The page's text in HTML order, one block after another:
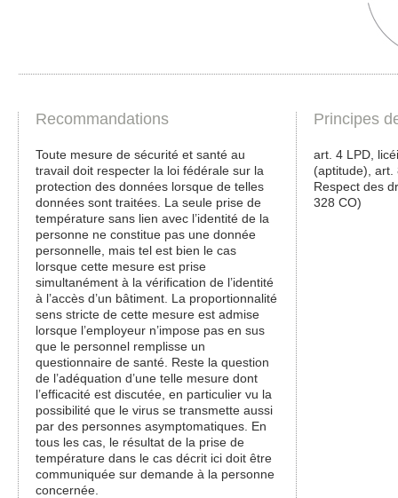
Recommandations
Toute mesure de sécurité et santé au
travail doit respecter la loi fédérale sur la
protection des données lorsque de telles
données sont traitées. La seule prise de
température sans lien avec l’identité de la
personne ne constitue pas une donnée
personnelle, mais tel est bien le cas
lorsque cette mesure est prise
simultanément à la vérification de l’identité
à l’accès d’un bâtiment. La proportionnalité
sens stricte de cette mesure est admise
lorsque l’employeur n’impose pas en sus
que le personnel remplisse un
questionnaire de santé. Reste la question
de l’adéquation d’une telle mesure dont
l’efficacité est discutée, en particulier vu la
possibilité que le virus se transmette aussi
par des personnes asymptomatiques. En
tous les cas, le résultat de la prise de
température dans le cas décrit ici doit être
communiquée sur demande à la personne
concernée.
Principes
art. 4 LPD,
(aptitude), art.
Respect des
328 CO)